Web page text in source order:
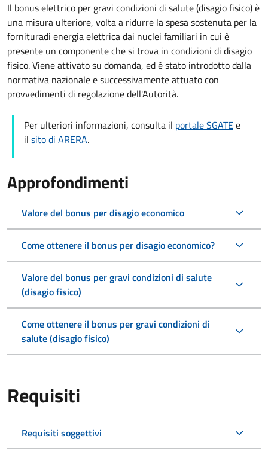
Il bonus elettrico per gravi condizioni di salute (disagio fisico)è
una misura ulteriore, volta a ridurre la spesa sostenuta per la
fornituradi energia elettrica dai nuclei familiari in cui è
presente un componente che si trova in condizioni di disagio
fisico. Viene attivato su domanda, ed èstato introdotto dalla
normativa nazionale e successivamente attuato con
provvedimenti di regolazione dell'Autorità.
Per ulteriori informazioni, consulta il portale SGATEe
il sito di ARERA.
Approfondimenti
Valore del bonus per disagio economico
Come ottenere il bonus per disagio economico?
Valore del bonus per gravi condizioni di salute
(disagio fisico)
Come ottenere il bonus per gravi condizioni di
salute (disagio fisico)
Requisiti
Requisiti soggettivi